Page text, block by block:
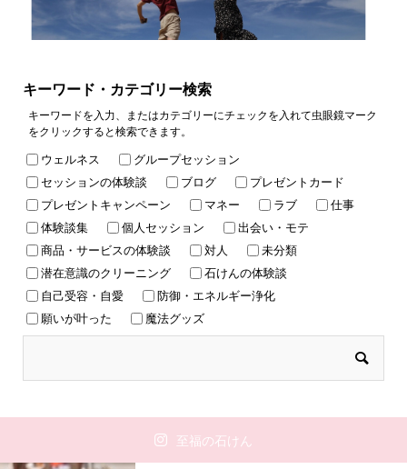
キーワード・カテゴリー検索
キーワードを入力、またはカテゴリーにチェックを入れて虫眼鏡マーク
をクリックすると検索できます。
ウェルネス
グループセッション
セッションの体験談
ブログ
プレゼントカード
プレゼントキャンペーン
マネー ラブ
仕事
体験談集
個人セッション
出会い・モテ
商品・サービスの体験談
対人
未分類
潜在意識のクリーニング
石けんの体験談
自己受容・自愛
防御・エネルギー浄化
願いが叶った
魔法グッズ
至福の石けん